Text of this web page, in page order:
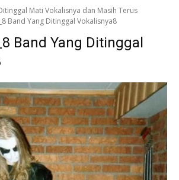
Mati Vokalisnya dan Masih Terus
Band Yang Ditinggal Vokalisnya8
Band Yang Ditinggal